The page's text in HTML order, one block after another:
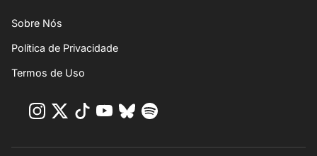
Sobre Nós
Política de Privacidade
Termos de Uso